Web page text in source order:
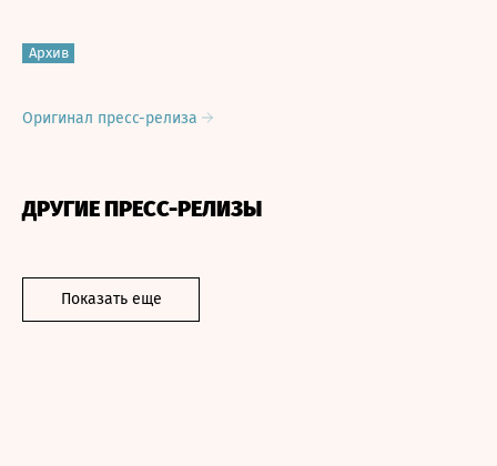
Архив
Оригинал пресс-релиза
ДРУГИЕ ПРЕСС-РЕЛИЗЫ
Показать еще